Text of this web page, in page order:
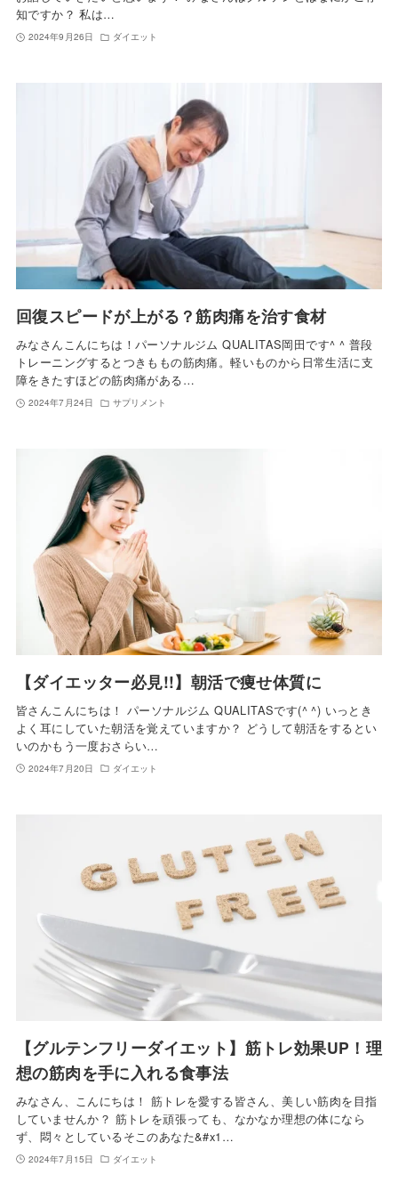
知ですか？ 私は…
2024年9月26日 ダイエット
回復スピードが上がる？筋肉痛を治す食材
みなさんこんにちは！パーソナルジム QUALITAS岡田です^ ^ 普段
トレーニングするとつきももの筋肉痛。軽いものから日常生活に支
障をきたすほどの筋肉痛がある…
2024年7月24日 サプリメント
【ダイエッター必見!!】朝活で痩せ体質に
皆さんこんにちは！ パーソナルジム QUALITASです(^ ^) いっとき
よく耳にしていた朝活を覚えていますか？ どうして朝活をするとい
いのかもう一度おさらい…
2024年7月20日 ダイエット
【グルテンフリーダイエット】筋トレ効果UP！理
想の筋肉を手に入れる食事法
みなさん、こんにちは！ 筋トレを愛する皆さん、美しい筋肉を目指
していませんか？ 筋トレを頑張っても、なかなか理想の体になら
ず、悶々としているそこのあなた&#x1…
2024年7月15日 ダイエット